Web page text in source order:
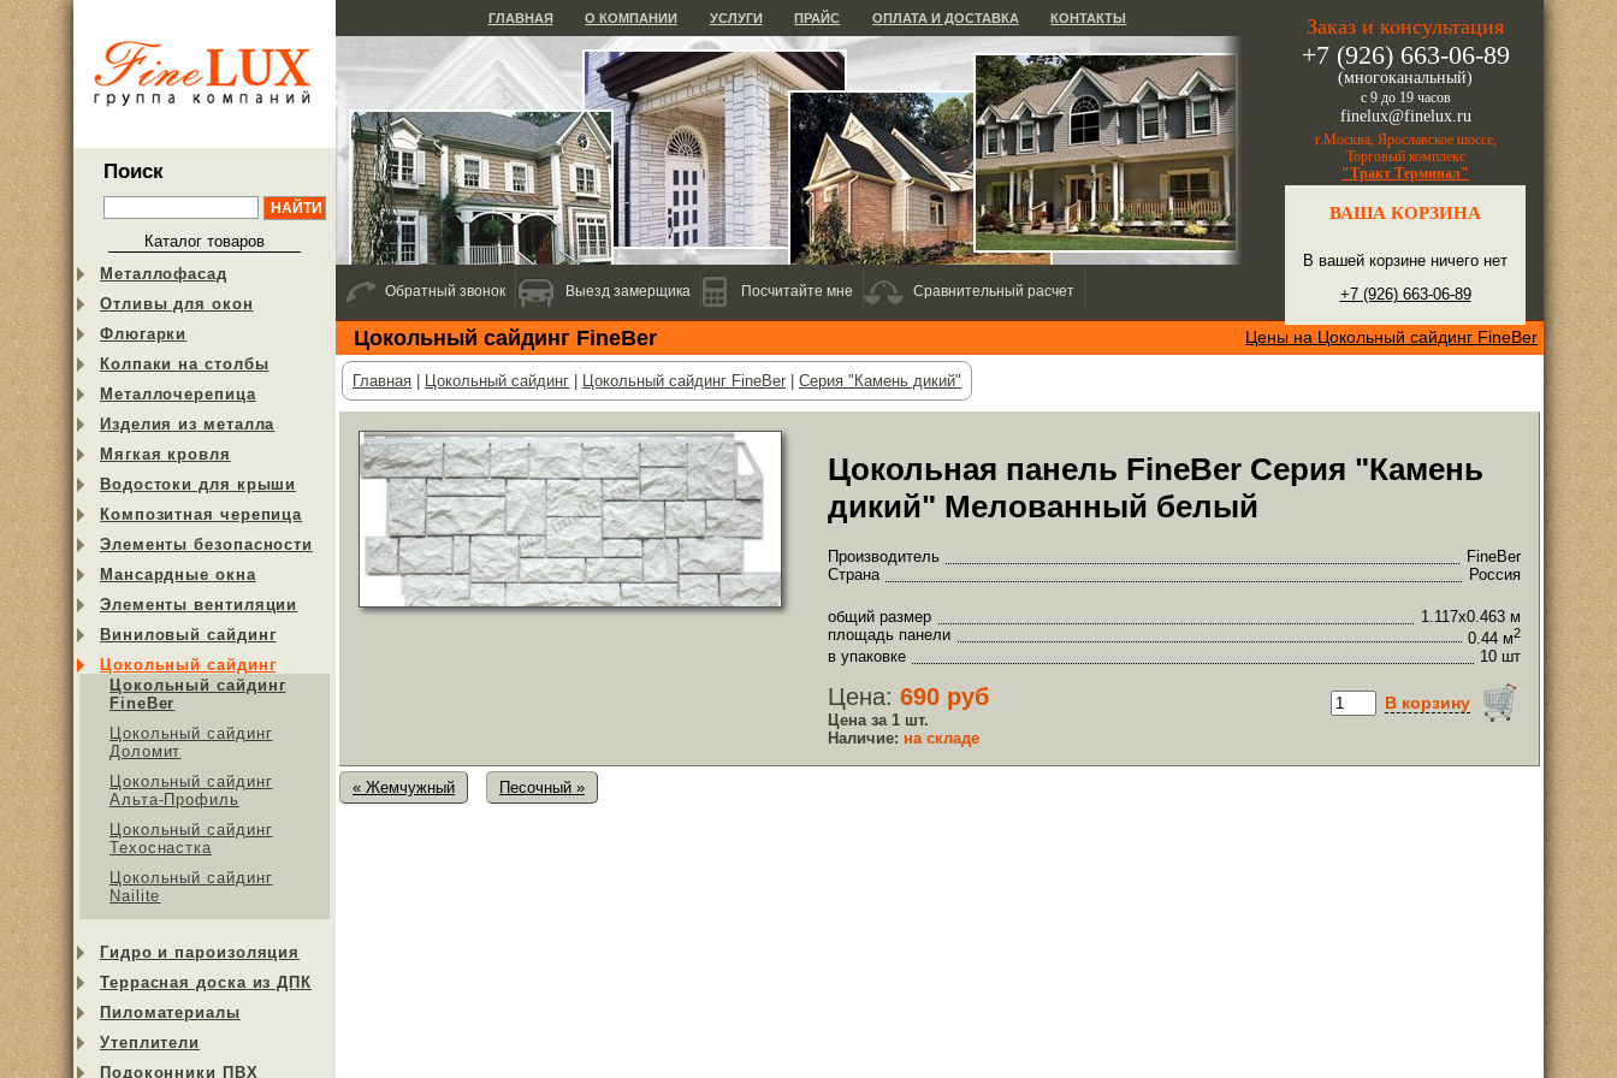
Поиск
Каталог товаров
Металлофасад
Отливы для окон
Флюгарки
Колпаки на столбы
Металлочерепица
Изделия из металла
Мягкая кровля
Водостоки для крыши
Композитная черепица
Элементы безопасности
Мансардные окна
Элементы вентиляции
Виниловый сайдинг
Цокольный сайдинг
Цокольный сайдинг
FineBer
Цокольный сайдинг
Доломит
Цокольный сайдинг
Альта-Профиль
Цокольный сайдинг
Техоснастка
Цокольный сайдинг
Nailite
Гидро и пароизоляция
Террасная доска из ДПК
Пиломатериалы
Утеплители
Подоконники ПВХ
Заказ и консультация
+7 (926) 663-06-89
(многоканальный)
с 9 до 19 часов
finelux@finelux.ru
г.Москва, Ярославское шоссе,
Торговый комплекс
"Тракт Терминал"
ВАША КОРЗИНА
В вашей корзине ничего нет
+7 (926) 663-06-89
ГЛАВНАЯ О КОМПАНИИ УСЛУГИ ПРАЙС ОПЛАТА И ДОСТАВКА КОНТАКТЫ
Цены на Цокольный сайдинг FineBer
Цокольный сайдинг FineBer
Главная Цокольный сайдинг Цокольный сайдинг FineBer Серия "Камень дикий"
Цокольная панель FineBer Серия "Камень
дикий" Мелованный белый
Производитель
FineBer
Страна
Россия
общий размер
1.117х0.463 м
площадь панели
0.44 м2
в упаковке 10 шт
В корзину
Цена: 690 руб
Цена за 1 шт.
Наличие: на складе
« Жемчужный Песочный »
Обратный звонок Выезд замерщика Посчитайте мне Сравнительный расчет